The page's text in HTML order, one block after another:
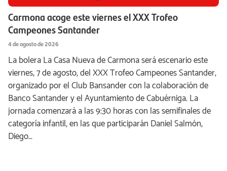
Carmona acoge este viernes el XXX Trofeo
Campeones Santander
4 de agosto de 2026
La bolera La Casa Nueva de Carmona será escenario este
viernes, 7 de agosto, del XXX Trofeo Campeones Santander,
organizado por el Club Bansander con la colaboración de
Banco Santander y el Ayuntamiento de Cabuérniga. La
jornada comenzará a las 9:30 horas con las semifinales de
categoría infantil, en las que participarán Daniel Salmón,
Diego…